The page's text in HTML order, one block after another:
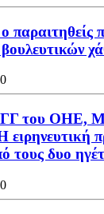
παραιτηθείς
ΓΓ του ΟΗΕ,
τους δυο